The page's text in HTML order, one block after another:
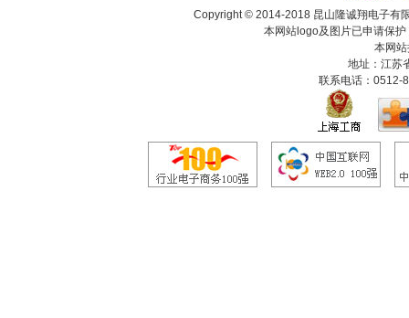
Copyright © 2014-2018 昆山隆诚翔电子有
本网站logo及图片已申请保
本网
地址：江
联系电话：0512-